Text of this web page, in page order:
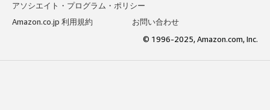
アソシエイト・プログラム・ポリシー
Amazon.co.jp 利用規約
お問い合わせ
© 1996-2025, Amazon.com, Inc.